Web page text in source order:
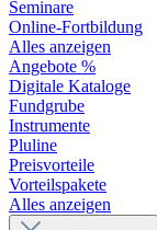
Seminare
Online-Fortbildung
Alles anzeigen
Angebote %
Digitale Kataloge
Fundgrube
Instrumente
Pluline
Preisvorteile
Vorteilspakete
Alles anzeigen